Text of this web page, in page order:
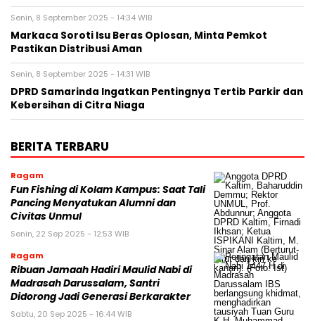
Senin, 8 September 2025 - 14:34 WIB
Markaca Soroti Isu Beras Oplosan, Minta Pemkot
Pastikan Distribusi Aman
Senin, 8 September 2025 - 14:31 WIB
DPRD Samarinda Ingatkan Pentingnya Tertib Parkir dan
Kebersihan di Citra Niaga
BERITA TERBARU
Ragam
Fun Fishing di Kolam Kampus: Saat Tali
Pancing Menyatukan Alumni dan
Civitas Unmul
Senin, 22 Sep 2025 - 12:53 WIB
Ragam
Ribuan Jamaah Hadiri Maulid Nabi di
Madrasah Darussalam, Santri
Didorong Jadi Generasi Berkarakter
Sabtu, 20 Sep 2025 - 16:44 WIB